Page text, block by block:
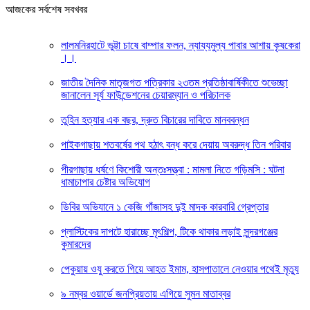
আজকের সর্বশেষ সবখবর
লালমনিরহাটে ভুট্টা চাষে বাম্পার ফলন, ন্যায্যমুল্য পাবার আশায় কৃষকেরা
।।
জাতীয় দৈনিক মাতৃজগত পত্রিকার ২৩তম প্রতিষ্ঠাবার্ষিকীতে শুভেচ্ছা
জানালেন সূর্য ফাউন্ডেশনের চেয়ারম্যান ও পরিচালক
তুহিন হত্যার এক বছর, দ্রুত বিচারের দাবিতে মানববন্ধন
পাইকগাছায় শতবর্ষের পথ হঠাৎ বন্ধ করে দেয়ায় অবরুদ্ধ তিন পরিবার
পীরগাছায় ধর্ষণে কিশোরী অন্তঃসত্ত্বা : মামলা নিতে গড়িমসি : ঘটনা
ধামাচাপার চেষ্টার অভিযোগ
ডিবির অভিযানে ১ কেজি গাঁজাসহ দুই মাদক কারবারি গ্রেপ্তার
প্লাস্টিকের দাপটে হারাচ্ছে মৃৎশিল্প, টিকে থাকার লড়াই সুন্দরগঞ্জের
কুমারদের
পেকুয়ায় ওযু করতে গিয়ে আহত ইমাম, হাসপাতালে নেওয়ার পথেই মৃত্যু
৯ নম্বর ওয়ার্ডে জনপ্রিয়তায় এগিয়ে সুমন মাতাব্বর